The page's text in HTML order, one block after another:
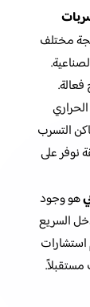
مختلف
التسرب
نوفر على
هو وجود
السريع